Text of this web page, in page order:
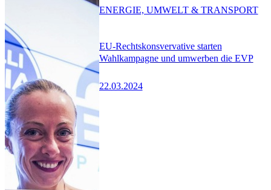
EU-Rechtskonsvervative starten
Wahlkampagne und umwerben die EVP
22.03.2024
ENERGIE, UMWELT & TRANSPORT